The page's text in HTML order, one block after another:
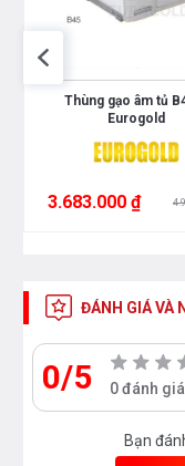
Thùng gạo âm tủ
Eurogold
3.683.000 ₫
ĐÁNH GIÁ VÀ
0/5 0 đánh
Bạn